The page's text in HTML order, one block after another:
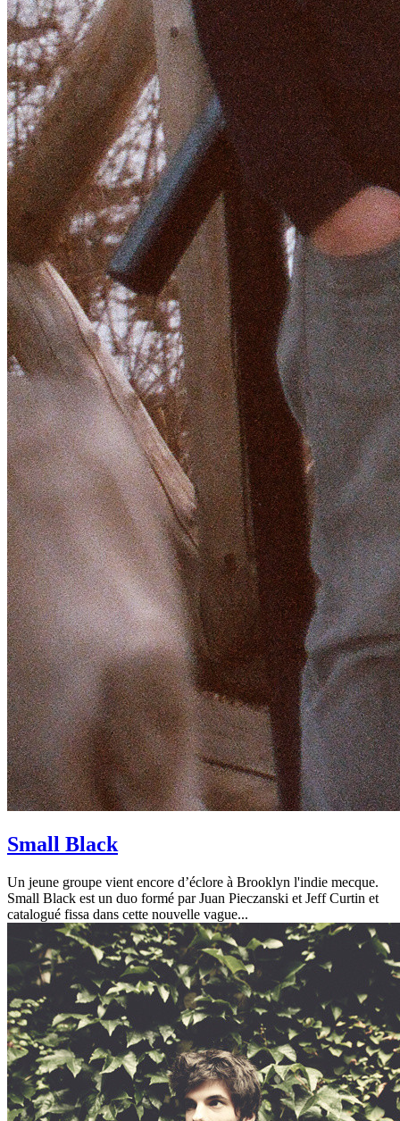
Small Black
Un jeune groupe vient encore d’éclore à Brooklyn l'indie mecque.
Small Black est un duo formé par Juan Pieczanski et Jeff Curtin et
catalogué fissa dans cette nouvelle vague...